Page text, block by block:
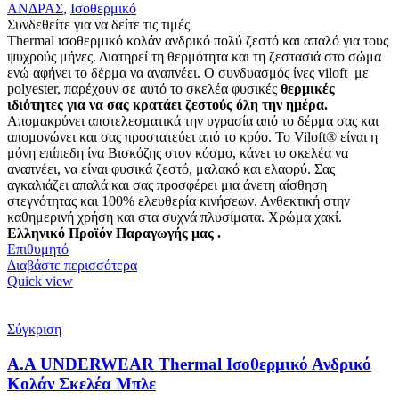
ΑΝΔΡΑΣ, Ισοθερμικό
Συνδεθείτε για να δείτε τις τιμές
Thermal ισοθερμικό κολάν ανδρικό πολύ ζεστό και απαλό για τους
ψυχρούς μήνες. Διατηρεί τη θερμότητα και τη ζεστασιά στο σώμα
ενώ αφήνει το δέρμα να αναπνέει. Ο συνδυασμός ίνες viloft με
polyester, παρέχουν σε αυτό το σκελέα φυσικές θερμικές
ιδιότητες για να σας κρατάει ζεστούς όλη την ημέρα.
Απομακρύνει αποτελεσματικά την υγρασία από το δέρμα σας και
απομονώνει και σας προστατεύει από το κρύο. Το Viloft® είναι η
μόνη επίπεδη ίνα Βισκόζης στον κόσμο, κάνει το σκελέα να
αναπνέει, να είναι φυσικά ζεστό, μαλακό και ελαφρύ. Σας
αγκαλιάζει απαλά και σας προσφέρει μια άνετη αίσθηση
στεγνότητας και 100% ελευθερία κινήσεων. Ανθεκτική στην
καθημερινή χρήση και στα συχνά πλυσίματα. Χρώμα χακί.
Ελληνικό Προϊόν Παραγωγής μας .
Επιθυμητό
Διαβάστε περισσότερα
Quick view
Σύγκριση
Α.A UNDERWEAR Thermal Ισοθερμικό Ανδρικό
Κολάν Σκελέα Μπλε